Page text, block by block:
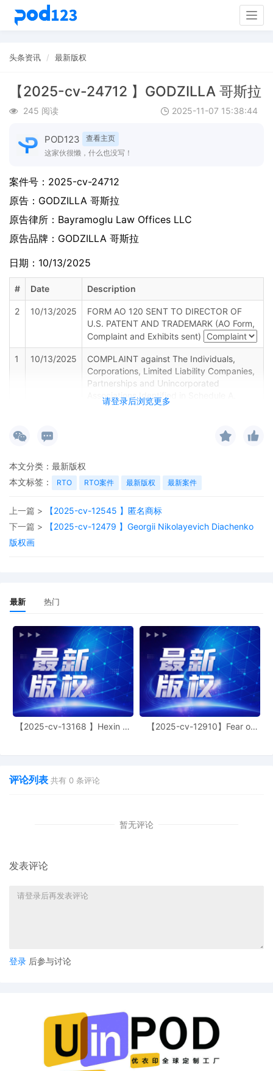
头条资讯 最新版权
【2025-cv-24712 】GODZILLA 哥斯拉
245 阅读 2025-11-07 15:38:44
POD123
查看主页
这家伙很懒，什么也没写！
请登录后浏览更多
案件号： 2025-cv-24712
原告： GODZILLA 哥斯拉
原告律所：Bayramoglu Law Offices LLC
原告品牌： GODZILLA 哥斯拉
日期：10/13/2025
# Date Description
2 10/13/2025
FORM AO 120 SENT TO DIRECTOR OF
U.S. PATENT AND TRADEMARK (AO Form,
Complaint and Exhibits sent)
1 10/13/2025
COMPLAINT against The Individuals,
Corporations, Limited Liability Companies,
Partnerships and Unincorporated
Associations Identified in Schedule A.
Filing fees $ 405.00 receipt number
本文分类： 最新版权
本文标签：
RTO RTO案件 最新版权 最新案件
上一篇 >
【2025-cv-12545 】匿名商标
下一篇 >
【2025-cv-12479 】Georgii Nikolayevich Diachenko
版权画
最新 热门
【2025-cv-13168 】Hexin 塑
【2025-cv-12910】Fear of
评论列表 共有 0 条评论
暂无评论
发表评论
登录 后参与讨论